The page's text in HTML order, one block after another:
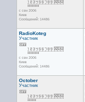
с сен 2006
Киев
Сообщений: 14486
RadioKoteg
Участник
с сен 2006
Киев
Сообщений: 14486
October
Участник